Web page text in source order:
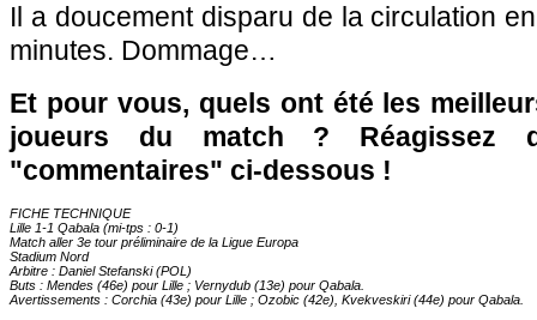
Il a doucement disparu de la circulation
minutes. Dommage…
Et pour vous, quels ont été les
joueurs du match ? Réagissez
"commentaires" ci-dessous !
FICHE TECHNIQUE
Lille 1-1 Qabala (mi-tps : 0-1)
Match aller 3e tour préliminaire de la Ligue Europa
Stadium Nord
Arbitre : Daniel Stefanski (POL)
Buts : Mendes (46e) pour Lille ; Vernydub (13e) pour Qabala.
Avertissements : Corchia (43e) pour Lille ; Ozobic (42e), Kvekveskiri (44e) pour Qabala.